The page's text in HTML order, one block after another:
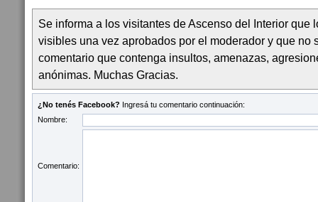
Se informa a los visitantes de Ascenso del Interior que
visibles una vez aprobados por el moderador y que no
comentario que contenga insultos, amenazas,
anónimas. Muchas Gracias.
¿No tenés Facebook? Ingresá tu comentario continuación:
Nombre:
Comentario: